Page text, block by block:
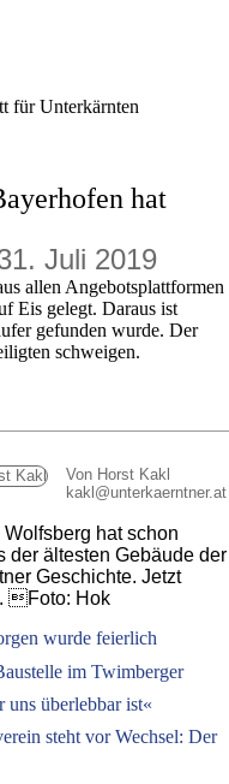
für Unterkärnten
hat
Juli 2019
allen Angebotsplattformen
Eis gelegt. Daraus ist
gefunden wurde. Der
schweigen.
Von Horst Kakl
kakl @unterkaerntner.at
hat schon
der ältesten Gebäude der
Geschichte. Jetzt
Foto: Hok
wurde feierlich
im Twimberger
uns überlebbar ist«
steht vor Wechsel: Der